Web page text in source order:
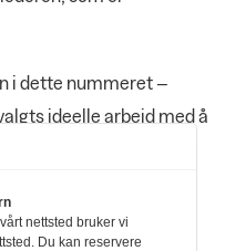
i dette nummeret –
ideelle arbeid med å
lesning!
nettsted bruker vi
Du kan reservere